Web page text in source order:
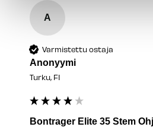
A
Varmistettu ostaja
Anonyymi
Turku, FI
Bontrager Elite 35 Stem